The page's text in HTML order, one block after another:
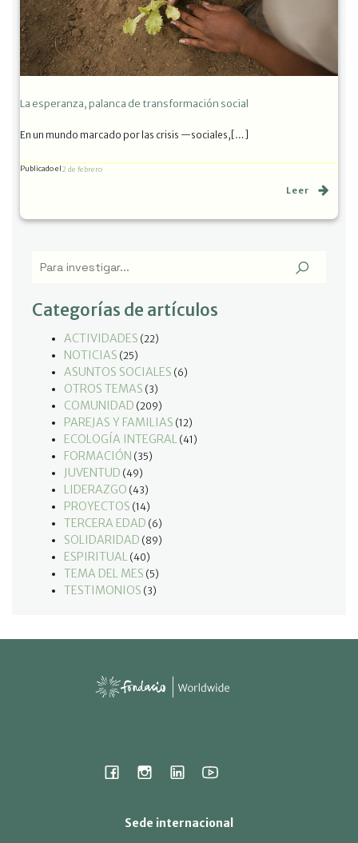
La esperanza, palanca de transformación social
En un mundo marcado por las crisis —sociales,[…]
Publicado el2 de febrero
Leer
Categorías de artículos
ACTIVIDADES (22)
NOTICIAS (25)
ASUNTOS SOCIALES (6)
OTROS TEMAS (3)
COMUNIDAD (209)
PAREJAS Y FAMILIAS (12)
ECOLOGÍA INTEGRAL (41)
FORMACIÓN (35)
JUVENTUD (49)
LIDERAZGO (43)
PROYECTOS (14)
TERCERA EDAD (6)
SOLIDARIDAD (89)
ESPIRITUAL (40)
TEMA DEL MES (5)
TESTIMONIOS (3)
Sede internacional